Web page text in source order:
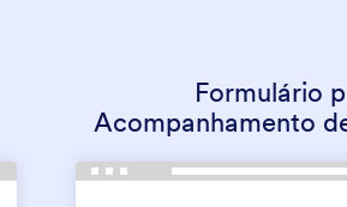
Formulário
Acompanhamento